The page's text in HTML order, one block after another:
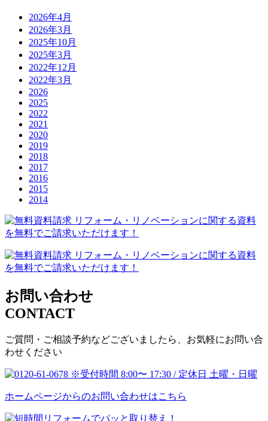
2026年4月
2026年3月
2025年10月
2025年3月
2022年12月
2022年3月
2026
2025
2022
2021
2020
2019
2018
2017
2016
2015
2014
お問い合わせ
CONTACT
ご質問・ご相談予約などございましたら、お気軽にお問い合
わせください
ホームページからのお問い合わせはこちら